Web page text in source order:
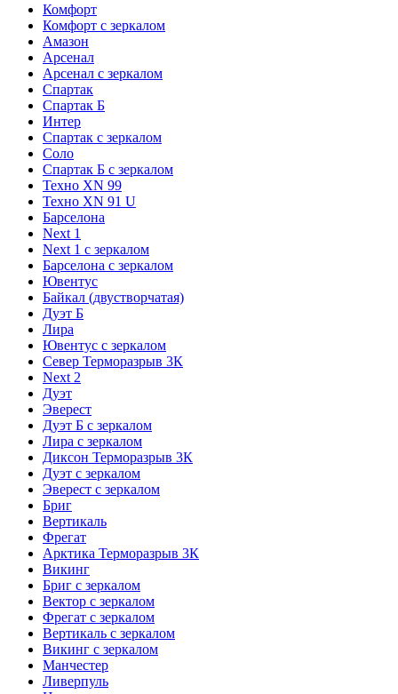
Комфорт
Комфорт с зеркалом
Амазон
Арсенал
Арсенал с зеркалом
Спартак
Спартак Б
Интер
Спартак с зеркалом
Соло
Спартак Б с зеркалом
Техно XN 99
Техно XN 91 U
Барселона
Next 1
Next 1 с зеркалом
Барселона с зеркалом
Ювентус
Байкал (двустворчатая)
Дуэт Б
Лира
Ювентус с зеркалом
Север Терморазрыв 3К
Next 2
Дуэт
Эверест
Дуэт Б с зеркалом
Лира с зеркалом
Диксон Терморазрыв 3К
Дуэт с зеркалом
Эверест с зеркалом
Бриг
Вертикаль
Фрегат
Арктика Терморазрыв 3К
Викинг
Бриг с зеркалом
Вектор с зеркалом
Фрегат с зеркалом
Вертикаль с зеркалом
Викинг с зеркалом
Манчестер
Ливерпуль